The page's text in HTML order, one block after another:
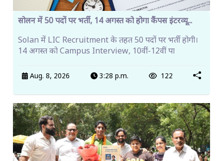
सोलन में 50 पदों पर भर्ती, 14 अगस्त को होगा कैंपस इंटरव्यू...
Solan में LIC Recruitment के तहत 50 पदों पर भर्ती होगी।
14 अगस्त को Campus Interview, 10वीं-12वीं पा
Aug. 8, 2026 3:28 p.m. 122